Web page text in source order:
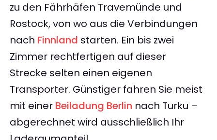
zu den Fährhäfen Travemünde und
Rostock, von wo aus die Verbindungen
nach Finnland starten. Ein bis zwei
Zimmer rechtfertigen auf dieser
Strecke selten einen eigenen
Transporter. Günstiger fahren Sie meist
mit einer Beiladung Berlin nach Turku –
abgerechnet wird ausschließlich Ihr